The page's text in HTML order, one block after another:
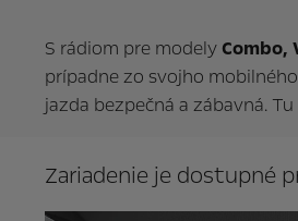
S rádiom pre modelyCombo,
prípadne zo svojho
jazda bezpečná a zábavná.
Zariadenie je dostupné